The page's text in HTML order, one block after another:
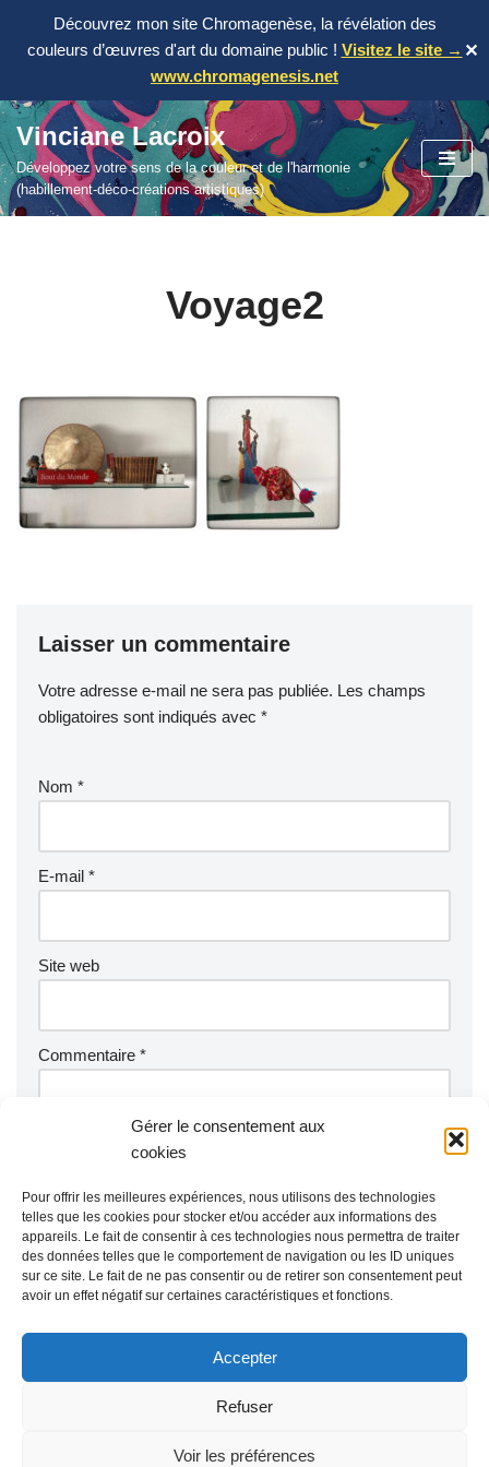
Gérer le consentement aux
cookies
Pour offrir les meilleures expériences, nous utilisons des technologies
telles que les cookies pour stocker et/ou accéder aux informations des
appareils. Le fait de consentir à ces technologies nous permettra de traiter
des données telles que le comportement de navigation ou les ID uniques
sur ce site. Le fait de ne pas consentir ou de retirer son consentement peut
avoir un effet négatif sur certaines caractéristiques et fonctions.
Accepter
Refuser
Voir les préférences
Découvrez mon site Chromagenèse, la révélation des
couleurs d’œuvres d'art du domaine public ! Visitez le site →
www.chromagenesis.net
✕
Aller
au
contenu
Vinciane Lacroix
Développez votre sens de la couleur et de l'harmonie
(habillement-déco-créations artistiques)
Voyage2
Laisser un commentaire
Votre adresse e-mail ne sera pas publiée. Les champs
obligatoires sont indiqués avec *
Nom *
E-mail *
Site web
Commentaire *